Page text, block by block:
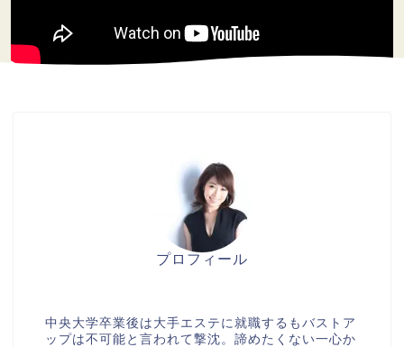
プロフィール
中央大学卒業後は大手エステに就職するもバストア
ップは不可能と言われて撃沈。諦めたくない一心か